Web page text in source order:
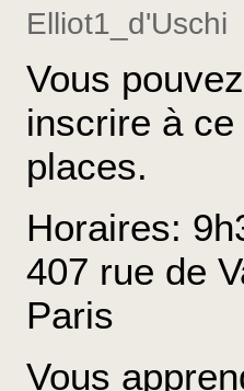
Elliot1_d'Uschi
Vous
inscrire à
places.
Horaires:
407 rue de
Paris
Vous